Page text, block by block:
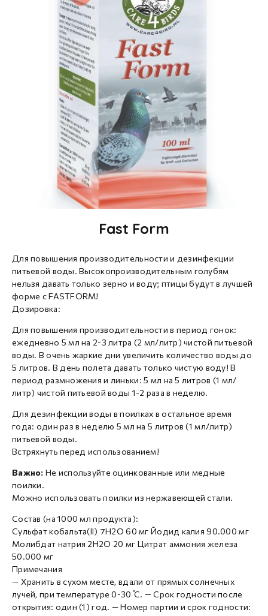
Fast Form
Для повышения производительности и дезинфекции
питьевой воды. Высокопроизводительным голубям
нельзя давать только зерно и воду; птицы будут в лучшей
форме с FASTFORM!
Дозировка:
Для повышения производительности в период гонок:
ежедневно 5 мл на 2-3 литра (2 мл/литр) чистой питьевой
воды. В очень жаркие дни увеличить количество воды до
5 литров. В день полета давать только чистую воду! В
период размножения и линьки: 5 мл на 5 литров (1 мл/
литр) чистой питьевой воды 1-2 раза в неделю.
Для дезинфекции воды в поилках в остальное время
года: один раз в неделю 5 мл на 5 литров (1 мл/литр)
питьевой воды.
Встряхнуть перед использованием!
Важно: Не используйте оцинкованные или медные
поилки.
Можно использовать поилки из нержавеющей стали.
Состав (на 1000 мл продукта):
Сульфат кобальта(II) 7H2O 60 мг Йодид калия 90.000 мг
Молибдат натрия 2H2O 20 мг Цитрат аммония железа
50.000 мг
Примечания
— Хранить в сухом месте, вдали от прямых солнечных
лучей, при температуре 0-30 ̊C. — Срок годности после
открытия: один (1) год. — Номер партии и срок годности: